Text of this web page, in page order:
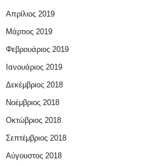
Απρίλιος 2019
Μάρτιος 2019
Φεβρουάριος 2019
Ιανουάριος 2019
Δεκέμβριος 2018
Νοέμβριος 2018
Οκτώβριος 2018
Σεπτέμβριος 2018
Αύγουστος 2018